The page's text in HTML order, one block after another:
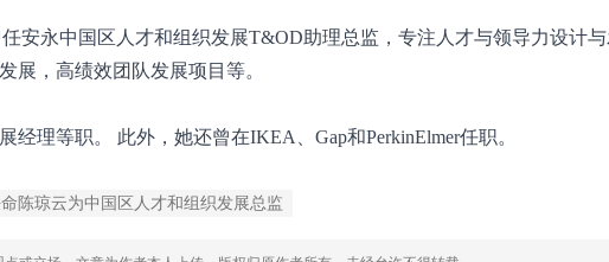
安永中国区人才和组织发展T&OD助理总监，专注人才与领导力设计
展，高绩效团队发展项目等。
经理等职。 此外，她还曾在IKEA、Gap和PerkinElmer任职。
陈琼云为中国区人才和组织发展总监